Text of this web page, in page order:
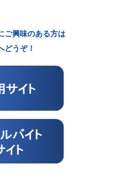
ご興味のある方は
どうぞ！